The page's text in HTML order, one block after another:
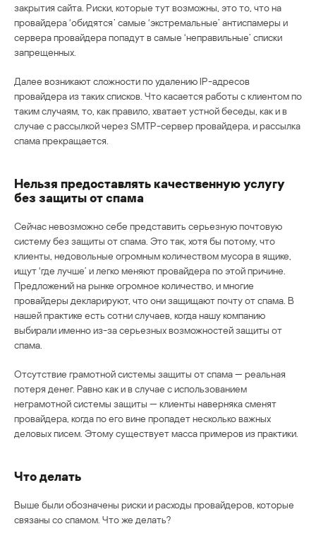
закрытия сайта. Риски, которые тут возможны, это то, что на
провайдера ‘обидятся’ самые ‘экстремальные’ антиспамеры и
сервера провайдера попадут в самые ‘неправильные’ списки
запрещенных.
Далее возникают сложности по удалению IP-адресов
провайдера из таких списков. Что касается работы с клиентом по
таким случаям, то, как правило, хватает устной беседы, как и в
случае с рассылкой через SMTP-сервер провайдера, и рассылка
спама прекращается.
Нельзя предоставлять качественную услугу
без защиты от спама
Сейчас невозможно себе представить серьезную почтовую
систему без защиты от спама. Это так, хотя бы потому, что
клиенты, недовольные огромным количеством мусора в ящике,
ищут ‘где лучше’ и легко меняют провайдера по этой причине.
Предложений на рынке огромное количество, и многие
провайдеры декларируют, что они защищают почту от спама. В
нашей практике есть сотни случаев, когда нашу компанию
выбирали именно из-за серьезных возможностей защиты от
спама.
Отсутствие грамотной системы защиты от спама — реальная
потеря денег. Равно как и в случае с использованием
неграмотной системы защиты — клиенты наверняка сменят
провайдера, когда по его вине пропадет несколько важных
деловых писем. Этому существует масса примеров из практики.
Что делать
Выше были обозначены риски и расходы провайдеров, которые
связаны со спамом. Что же делать?